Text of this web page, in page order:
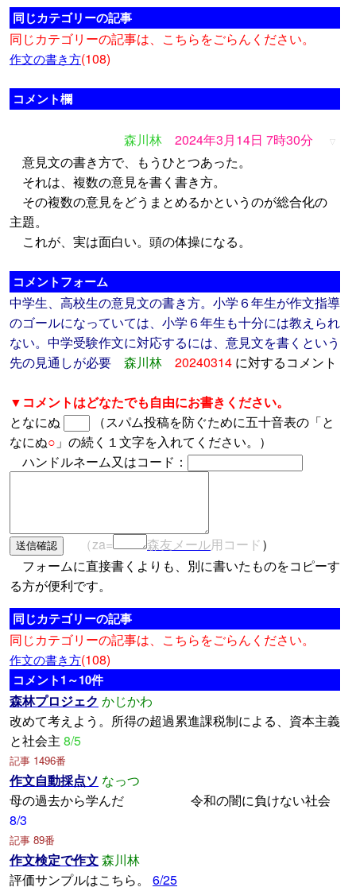
同じカテゴリーの記事
同じカテゴリーの記事は、こちらをごらんください。
作文の書き方(108)
コメント欄
森川林 2024年3月14日 7時30分 ▽
意見文の書き方で、もうひとつあった。
それは、複数の意見を書く書き方。
その複数の意見をどうまとめるかというのが総合化の
主題。
これが、実は面白い。頭の体操になる。
コメントフォーム
中学生、高校生の意見文の書き方。小学６年生が作文指導
のゴールになっていては、小学６年生も十分には教えられ
ない。中学受験作文に対応するには、意見文を書くという
先の見通しが必要
森川林 20240314 に対するコメント
▼コメントはどなたでも自由にお書きください。
となにぬ
（スパム投稿を防ぐために五十音表の「と
なにぬ○ 」の続く１文字を入れてください。）
ハンドルネーム又はコード：
（za= 森友メール用コード）
フォームに直接書くよりも、別に書いたものをコピーす
る方が便利です。
同じカテゴリーの記事
同じカテゴリーの記事は、こちらをごらんください。
作文の書き方(108)
コメント1～10件
森林プロジェク かじかわ
改めて考えよう。所得の超過累進課税制による、資本主義
と社会主 8/5
記事 1496番
作文自動採点ソ なっつ
母の過去から学んだ 令和の闇に負けない社会
8/3
記事 89番
作文検定で作文森川林
評価サンプルはこちら。 6/25